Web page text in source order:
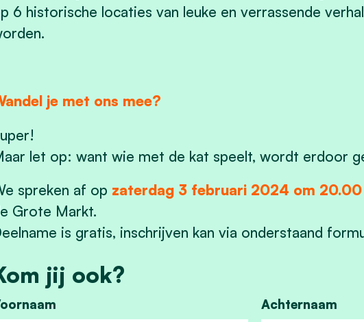
6 historische locaties van leuke en verrassende
je met ons mee?
let op: want wie met de kat speelt, wordt erdoor
spreken af op zaterdag 3 februari 2024 om 20.00
Grote Markt.
is gratis, inschrijven kan via onderstaand
jij ook?
Achternaam